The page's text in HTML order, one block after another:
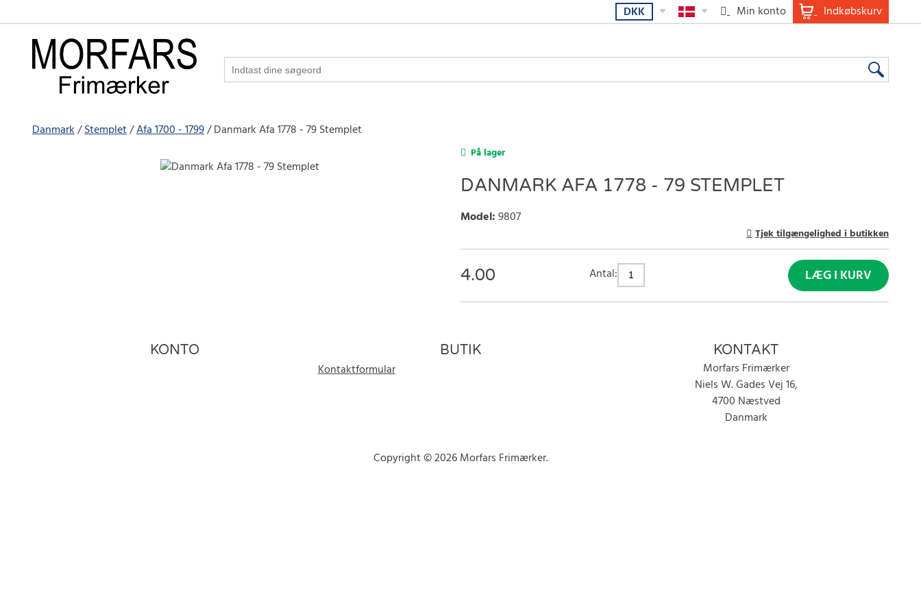
Indkøbskurv
Min konto
DKK
Danmark Stemplet Afa 1700 - 1799 Danmark Afa 1778 - 79 Stemplet
På lager
DANMARK AFA 1778 - 79 STEMPLET
Model:9807
Tjek tilgængelighed i butikken
4.00 Antal: LÆG I KURV
KONTO BUTIK
Kontaktformular
KONTAKT
Morfars Frimærker
Niels W. Gades Vej 16,
4700 Næstved
Danmark
Copyright © 2026 Morfars Frimærker.